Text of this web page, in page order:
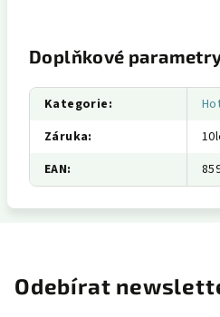
Doplňkové
Kategorie:
Záruka:
EAN:
Odebírat